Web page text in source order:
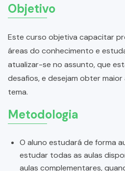
Objetivo
Este curso objetiva capacitar
áreas do conhecimento e
atualizar-se no assunto, que
desafios, e desejam obter
tema.
Metodologia
O aluno estudará de forma
estudar todas as aulas
aulas complementares,